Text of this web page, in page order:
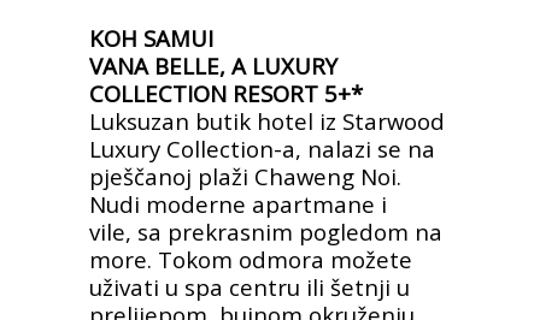
KOH SAMUI
VANA BELLE, A LUXURY
COLLECTION RESORT 5+*
Luksuzan butik hotel iz Starwood
Luxury Collection-a, nalazi se na
pješčanoj plaži Chaweng Noi.
Nudi moderne apartmane i
vile, sa prekrasnim pogledom na
more. Tokom odmora možete
uživati u spa centru ili šetnji u